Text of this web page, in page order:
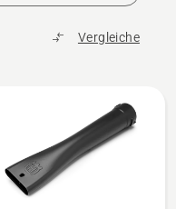
Vergleiche